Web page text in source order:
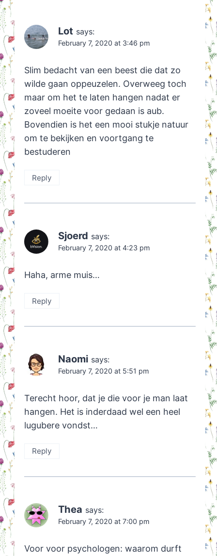
Lot says:
February 7, 2020 at 3:46 pm
Slim bedacht van een beest die dat zo
wilde gaan oppeuzelen. Overweeg toch
maar om het te laten hangen nadat er
zoveel moeite voor gedaan is aub.
Bovendien is het een mooi stukje natuur
om te bekijken en voortgang te
bestuderen
Reply
Sjoerd says:
February 7, 2020 at 4:23 pm
Haha, arme muis…
Reply
Naomi says:
February 7, 2020 at 5:51 pm
Terecht hoor, dat je die voor je man laat
hangen. Het is inderdaad wel een heel
lugubere vondst…
Reply
Thea says:
February 7, 2020 at 7:00 pm
Voor voor psychologen: waarom durft